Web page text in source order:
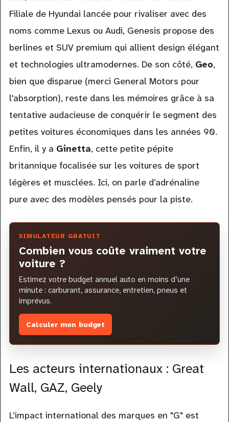
Filiale de Hyundai lancée pour rivaliser avec des
noms comme Lexus ou Audi, Genesis propose des
berlines et SUV premium qui allient design élégant
et technologies ultramodernes. De son côté, Geo,
bien que disparue (merci General Motors pour
l'absorption), reste dans les mémoires grâce à sa
tentative audacieuse de conquérir le segment des
petites voitures économiques dans les années 90.
Enfin, il y a Ginetta, cette petite pépite
britannique focalisée sur les voitures de sport
légères et musclées. Ici, on parle d’adrénaline
pure avec des modèles pensés pour la piste.
SIMULATEUR GRATUIT
Combien vous coûte vraiment votre
voiture ?
Estimez votre budget annuel auto en moins d’une
minute : carburant, assurance, entretien, pneus et
imprévus.
Calculer mon budget
Les acteurs internationaux : Great
Wall, GAZ, Geely
L’impact international des marques en "G" est